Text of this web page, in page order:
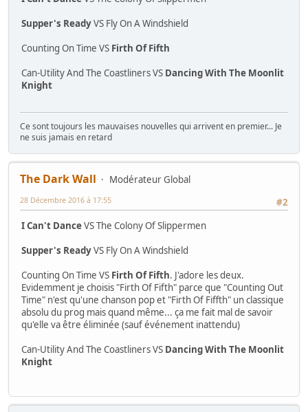
Supper's ReadyVS Fly On A Windshield
Counting On Time VS Firth Of Fifth
Can-Utility And The Coastliners VS Dancing With The Moonlit
Knight
Ce sont toujours les mauvaises nouvelles qui arrivent en premier... Je
ne suis jamais en retard
The Dark Wall
Modérateur Global
#2
28 Décembre 2016 à 17:55
I Can't DanceVS The Colony Of Slippermen
Supper's ReadyVS Fly On A Windshield
Counting On Time VS Firth Of Fifth. J'adore les deux.
Evidemment je choisis "Firth Of Fifth" parce que "Counting Out
Time" n'est qu'une chanson pop et "Firth Of Fiffth" un classique
absolu du prog mais quand même... ça me fait mal de savoir
qu'elle va être éliminée (sauf événement inattendu)
Can-Utility And The Coastliners VS Dancing With The Moonlit
Knight